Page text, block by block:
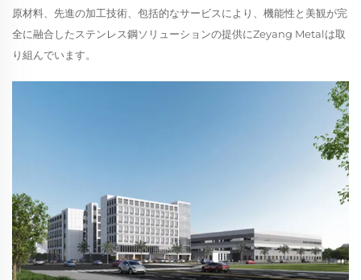
原材料、先進の加工技術、包括的なサービスにより、機能性と美観が完
全に融合したステンレス鋼ソリューションの提供にZeyang Metalは取
り組んでいます。